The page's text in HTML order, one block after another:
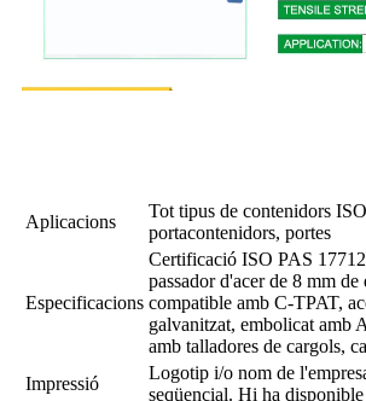
Aplicacions
Tot tipus de contenidors
portacontenidors, portes
Especificacions
Certificació ISO PAS
passador d'acer de 8 mm de
compatible amb C-TPAT,
galvanitzat, embolicat amb
amb talladores de cargols,
Impressió
Logotip i/o nom de
seqüencial. Hi ha